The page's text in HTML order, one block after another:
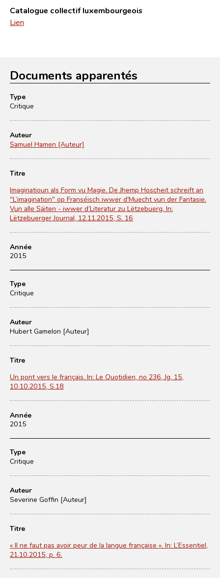
Catalogue collectif luxembourgeois
Lien
Documents apparentés
Type
Critique
Auteur
Samuel Hamen [Auteur]
Titre
Imaginatioun als Form vu Magie. De Jhemp Hoscheit schreift an
"L’imagination" op Franséisch iwwer d'Muecht vun der Fantasie.
Vun alle Säiten - iwwer d’Literatur zu Lëtzebuerg. In:
Lëtzebuerger Journal, 12.11.2015, S. 16
Année
2015
Type
Critique
Auteur
Hubert Gamelon [Auteur]
Titre
Un pont vers le français. In: Le Quotidien, no 236, Jg. 15,
10.10.2015, S.18
Année
2015
Type
Critique
Auteur
Severine Goffin [Auteur]
Titre
« Il ne faut pas avoir peur de la langue française ». In: L’Essentiel,
21.10.2015, p. 6.